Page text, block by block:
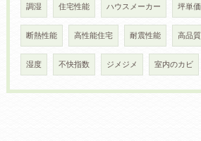
調湿 住宅性能 ハウスメーカー 坪単価
断熱性能 高性能住宅 耐震性能 高品
湿度 不快指数 ジメジメ 室内のカビ